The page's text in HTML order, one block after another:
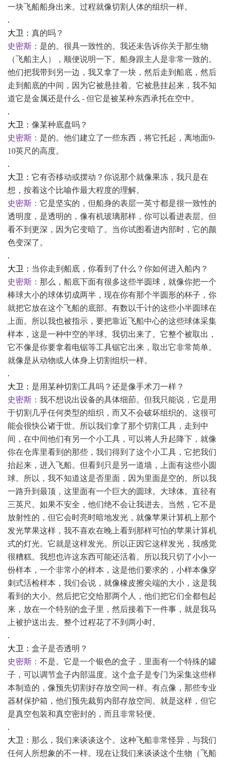
一块飞船船身出来。过程就像切割人体的组织一样。
.
大卫： 真的吗？
史密斯： 是的。很具一致性的。我还未告诉你关于那生物
（飞船主人），顺便说明一下。船身跟主人是非常一致的。
他们把我带到另一边，我又拿了一块，然后走到船底，然后
走到船底的中间，因为它被悬挂着。它被悬挂起来，我不知
道它是金属还是什么 - 但它是被某种东西承托在空中。
.
大卫： 像某种底盘吗？
史密斯： 是的。他们建立了一些东西，将它托起，离地面9-
10英尺的高度。
.
大卫： 它有否移动或摆动？你说那个就像果冻，我只是在
想，按着这个比喻作最大程度的理解。
史密斯： 它是坚实的，但船身的表层一英寸都是很一致性的
透明度，是透明的，像有机玻璃那样，你可以看进表层。但
看不到更深，因为它变暗了。当你试图看进内部时，它的颜
色变深了。
.
大卫： 当你走到船底，你看到了什么？你如何进入船内？
史密斯： 那么，船底下面有很多这些半圆球，就像你把一个
棒球大小的球体切成两半，现在你有那个半圆形的杯子，你
就把它放在这个飞船的底部。有数以千计的这些小半圆球在
上面。所以我也被指示，要把靠近飞船中心的这些球体采集
样本，这是一种中空的半球。我切出来了。它整个被取出，
它不像是你要拿着电锯等工具锯它出来，取出它非常简单。
就像是从动物或人体身上切割组织一样。
.
大卫： 是用某种切割工具吗？还是像手术刀一样？
史密斯： 我不想说出设备的具体细莭。但我只能说，它是用
于切割几乎任何类型的组织，而又不会破坏组织的。这很可
能会很快公诸于世。所以我们拿了那个切割工具，走到中
间，在中间他们有另一个小工具，可以将人升起降下，就像
你在仓库里看到的那些，我们得到了这个小工具，它把我们
抬起来，进入飞船。但看到只是另一道墙，上面有这些小圆
球。所以，我不知道这是否里面，因为里面是空的。所以我
一路升到最顶，这里面有一个巨大的圆球。大球体。直径有
三英尺。如果不安全，他们绝不会让我进去。当然，它不是
放射性的，但它会时亮时暗地发光，就像苹果计算机上那个
发光苹果这样，我不喜欢在晚上看到那样可怕的苹果计算机
式的灯光。它就是这样发光。所以正因它这样发光，我感觉
很糟糕。我想也许这东西可能还活着。所以我只切了小小一
份样本，一个非常小的样本，这是他们要求的，小样本像穿
刺式活检样本，我们会说，就像橡皮擦尖端的大小，这是我
看到的大小。然后把它交给那两个人，他们把它们全都包起
来，放在一个特别的盒子里，然后接着下一件事，就是我马
上被护送出去。整个过程花了不到两小时。
.
大卫： 盒子是否透明？
史密斯： 不是。它是一个银色的盒子，里面有一个特殊的罐
子，可以调节盒子内部温度。这个盒子是专门为采集这些样
本制造的，像预先切割好存放空间一样。有点像，那些专业
器材保护箱，他们预先裁剪内部存放空间。就是这样，但它
是真空包装和真空密封的，而且非常轻便。
.
大卫： 那么，我们来谈谈这个。这种飞船非常怪异，与我们
任何人所想象的不一样。现在让我们来谈谈这个生物（飞船